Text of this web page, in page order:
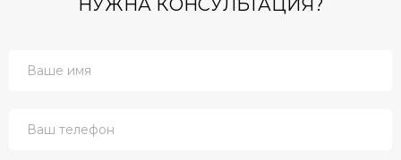
НУЖНА КОНСУЛЬТАЦИЯ?